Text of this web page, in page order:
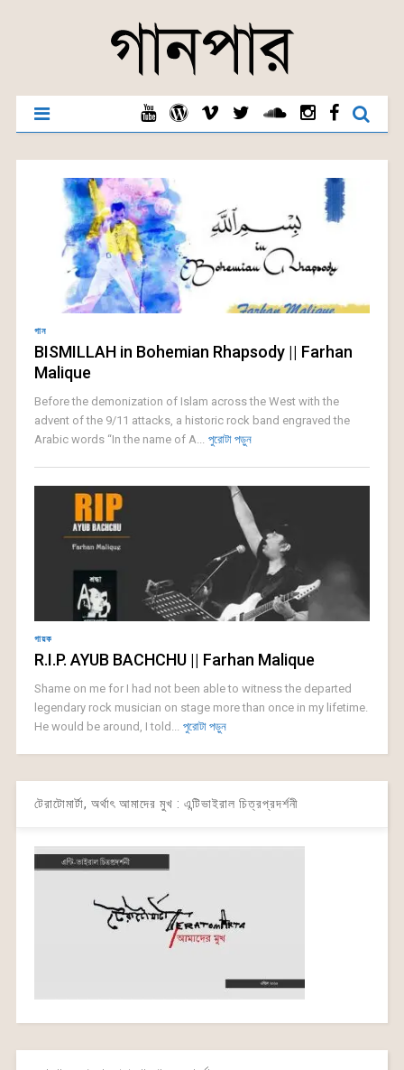
গান
BISMILLAH in Bohemian Rhapsody || Farhan
Malique
Before the demonization of Islam across the West with the
advent of the 9/11 attacks, a historic rock band engraved the
Arabic words “In the name of A... পুরোটা পড়ুন
গায়ক
R.I.P. AYUB BACHCHU || Farhan Malique
Shame on me for I had not been able to witness the departed
legendary rock musician on stage more than once in my lifetime.
He would be around, I told... পুরোটা পড়ুন
টেরাটোমার্টা, অর্থাৎ আমাদের মুখ : এন্টিভাইরাল চিত্রপ্রদর্শনী